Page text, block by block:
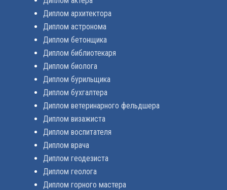
Диплом архитектора
Диплом астронома
Диплом бетонщика
Диплом библиотекаря
Диплом биолога
Диплом бурильщика
Диплом бухгалтера
Диплом ветеринарного фельдшера
Диплом визажиста
Диплом воспитателя
Диплом врача
Диплом геодезиста
Диплом геолога
Диплом горного мастера